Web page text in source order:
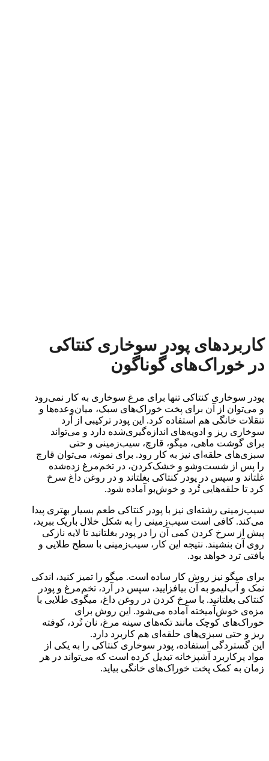
کاربردهای پودر سوخاری کنتاکی
در خوراک‌های گوناگون
پودر سوخاری کنتاکی تنها برای مرغ سوخاری به کار نمی‌رود
و می‌توان از آن برای پخت خوراک‌های سبک، میان‌وعده‌ها و
تنقلات خانگی هم استفاده کرد. این پودر ترکیبی از آرد
سوخاری ریز و ادویه‌های اندازه‌گیری‌شده دارد و می‌تواند
برای گوشت ماهی، میگو، قارچ، سیب‌زمینی و حتی
سبزی‌های حلقه‌ای نیز به کار رود. برای نمونه، می‌توان قارچ
را پس از شست‌وشو و خشک‌کردن، در تخم‌مرغ زده‌شده
غلتاند و سپس در پودر کنتاکی بغلتاند و در روغن داغ سرخ
کرد تا حلقه‌هایی تُرد و خوش‌بو آماده شود.
سیب‌زمینی رشته‌ای نیز با پودر کنتاکی طعم بسیار بهتری پیدا
می‌کند. کافی است سیب‌زمینی را به شکل خلال باریک ببرید،
پیش از سرخ کردن کمی آن را در پودر بغلتانید تا لایه نازکی
روی آن بنشیند. نتیجه این کار، سیب‌زمینی با سطح طلایی و
بافتی ترد خواهد بود.
برای میگو نیز روش کار ساده است. میگو را تمیز کنید، اندکی
نمک و آب‌لیمو به آن بیافزایید، سپس در آرد، تخم‌مرغ و پودر
کنتاکی بغلتانید. با سرخ کردن در روغن داغ، میگوی طلایی با
مزه‌ی خوش‌آمیخته آماده می‌شود. این روش برای
خوراک‌های کوچک مانند تکه‌های سینه مرغ، نان تُرد، کوفته
ریز و حتی سبزی‌های حلقه‌ای هم کاربرد دارد.
این گستردگی استفاده، پودر سوخاری کنتاکی را به یکی از
مواد پرکاربرد آشپزخانه تبدیل کرده است که می‌تواند در هر
زمان به کمک پخت خوراک‌های خانگی بیاید.